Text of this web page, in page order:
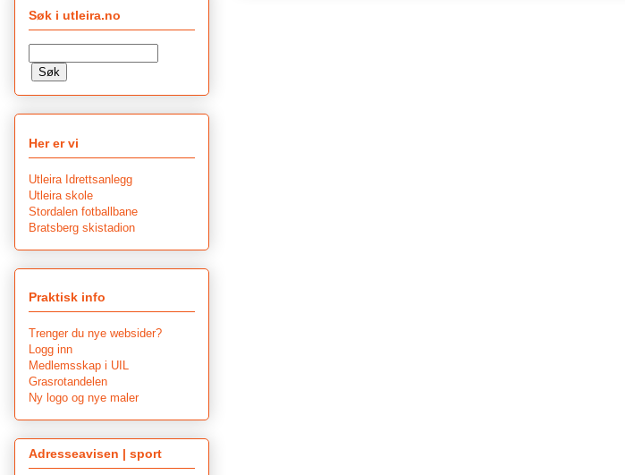
Søk i utleira.no
Her er vi
Utleira Idrettsanlegg
Utleira skole
Stordalen fotballbane
Bratsberg skistadion
Praktisk info
Trenger du nye websider?
Logg inn
Medlemsskap i UIL
Grasrotandelen
Ny logo og nye maler
Adresseavisen | sport